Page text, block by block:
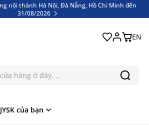
nội thành Hà Nội, Đà Nẵng, Hồ Chí Minh đến
31/08/2026
EN
của bạn